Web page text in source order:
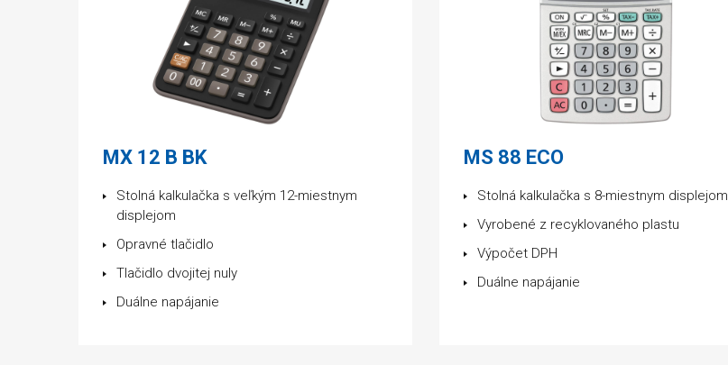
MX 12 B BK
Stolná kalkulačka s veľkým 12-miestnym
displejom
Opravné tlačidlo
Tlačidlo dvojitej nuly
Duálne napájanie
MS 88 ECO
Stolná kalkulačka s 8-miestnym displejom
Vyrobené z recyklovaného plastu
Výpočet DPH
Duálne napájanie